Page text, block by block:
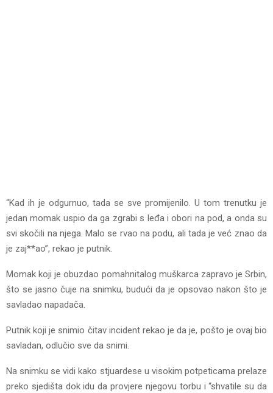
“Kad ih je odgurnuo, tada se sve promijenilo. U tom trenutku je
jedan momak uspio da ga zgrabi s leđa i obori na pod, a onda su
svi skočili na njega. Malo se rvao na podu, ali tada je već znao da
je zaj**ao”, rekao je putnik.
Momak koji je obuzdao pomahnitalog muškarca zapravo je Srbin,
što se jasno čuje na snimku, budući da je opsovao nakon što je
savladao napadača.
Putnik koji je snimio čitav incident rekao je da je, pošto je ovaj bio
savladan, odlučio sve da snimi.
Na snimku se vidi kako stjuardese u visokim potpeticama prelaze
preko sjedišta dok idu da provjere njegovu torbu i “shvatile su da